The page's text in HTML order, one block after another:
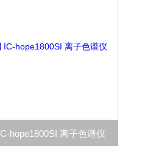
hope1800SI 离子色谱仪